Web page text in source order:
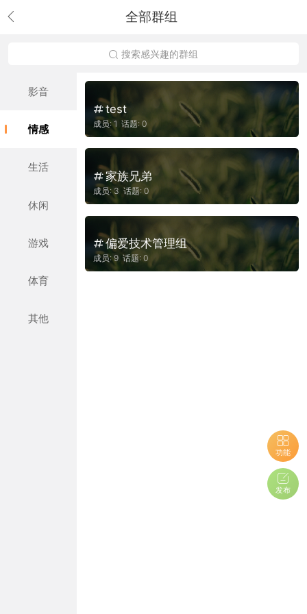
全部群组
搜索感兴趣的群组
影音
情感
生活
休闲
游戏
体育
其他
test
成员: 1 话题: 0
家族兄弟
成员: 3 话题: 0
偏爱技术管理组
成员: 9 话题: 0
功能
发布